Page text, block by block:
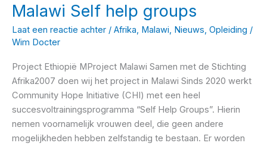
Malawi Self help groups
Laat een reactie achter / Afrika, Malawi, Nieuws, Opleiding /
Wim Docter
Project Ethiopië MProject Malawi Samen met de Stichting
Afrika2007 doen wij het project in Malawi Sinds 2020 werkt
Community Hope Initiative (CHI) met een heel
succesvoltrainingsprogramma “Self Help Groups”. Hierin
nemen voornamelijk vrouwen deel, die geen andere
mogelijkheden hebben zelfstandig te bestaan. Er worden